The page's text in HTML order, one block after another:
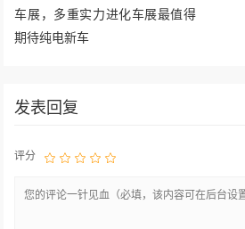
车展，多重实力进化车展最值得
期待纯电新车
发表回复
评分